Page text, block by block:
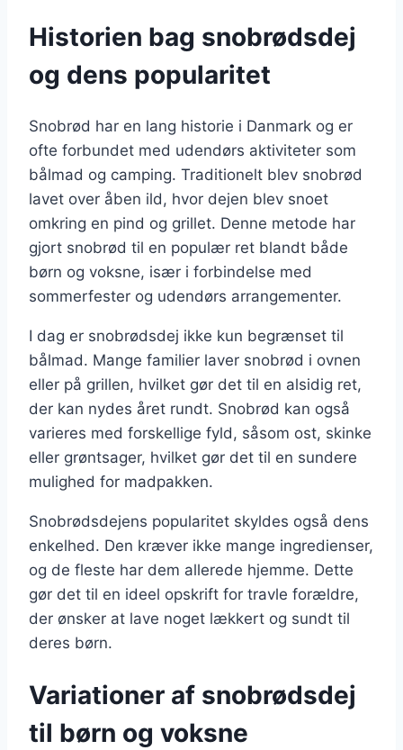
Historien bag snobrødsdej
og dens popularitet
Snobrød har en lang historie i Danmark og er
ofte forbundet med udendørs aktiviteter som
bålmad og camping. Traditionelt blev snobrød
lavet over åben ild, hvor dejen blev snoet
omkring en pind og grillet. Denne metode har
gjort snobrød til en populær ret blandt både
børn og voksne, især i forbindelse med
sommerfester og udendørs arrangementer.
I dag er snobrødsdej ikke kun begrænset til
bålmad. Mange familier laver snobrød i ovnen
eller på grillen, hvilket gør det til en alsidig ret,
der kan nydes året rundt. Snobrød kan også
varieres med forskellige fyld, såsom ost, skinke
eller grøntsager, hvilket gør det til en sundere
mulighed for madpakken.
Snobrødsdejens popularitet skyldes også dens
enkelhed. Den kræver ikke mange ingredienser,
og de fleste har dem allerede hjemme. Dette
gør det til en ideel opskrift for travle forældre,
der ønsker at lave noget lækkert og sundt til
deres børn.
Variationer af snobrødsdej
til børn og voksne